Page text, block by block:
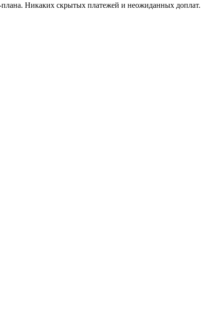
плана. Никаких скрытых платежей и неожиданных доплат.